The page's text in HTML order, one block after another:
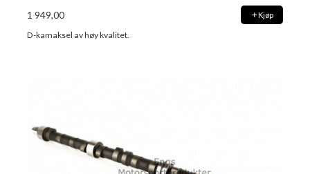
1 949,00 Kjøp
D-kamaksel av høy kvalitet.